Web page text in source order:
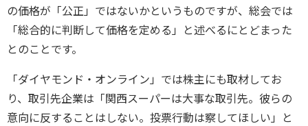
の価格が「公正」ではないかというものですが、総会では
「総合的に判断して価格を定める」と述べるにとどまった
とのことです。
「ダイヤモンド・オンライン」では株主にも取材してお
り、取引先企業は「関西スーパーは大事な取引先。彼らの
意向に反することはしない。投票行動は察してほしい」と